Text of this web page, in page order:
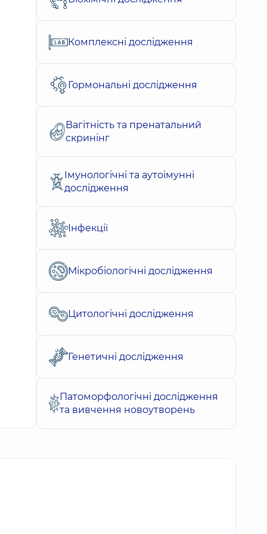
Комплексні дослідження
Гормональні дослідження
Вагітність та пренатальний
скринінг
Імунологічні та аутоімунні
дослідження
Інфекції
Мікробіологічні дослідження
Цитологічні дослідження
Генетичні дослідження
Патоморфологічні дослідження
та вивчення новоутворень